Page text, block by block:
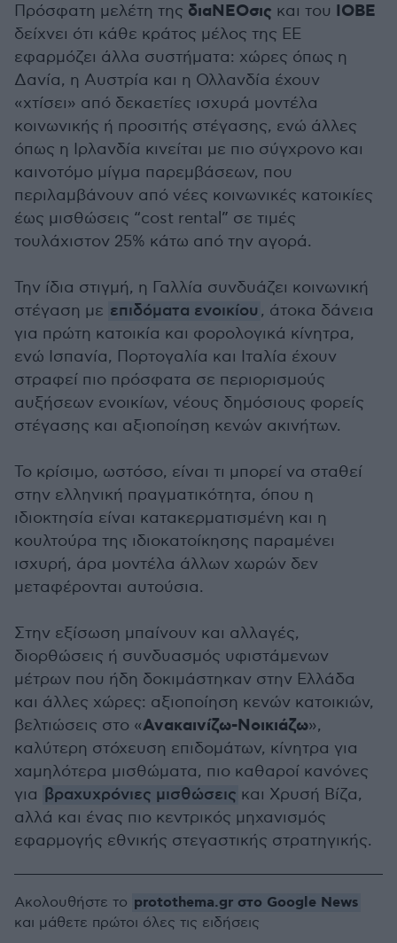
Πρόσφατη μελέτη της διαΝΕΟσις και του ΙΟΒΕ
δείχνει ότι κάθε κράτος μέλος της ΕΕ
εφαρμόζει άλλα συστήματα: χώρες όπως η
Δανία, η Αυστρία και η Ολλανδία έχουν
«χτίσει» από δεκαετίες ισχυρά μοντέλα
κοινωνικής ή προσιτής στέγασης, ενώ άλλες
όπως η Ιρλανδία κινείται με πιο σύγχρονο και
καινοτόμο μίγμα παρεμβάσεων, που
περιλαμβάνουν από νέες κοινωνικές κατοικίες
έως μισθώσεις “cost rental” σε τιμές
τουλάχιστον 25% κάτω από την αγορά.
Την ίδια στιγμή, η Γαλλία συνδυάζει κοινωνική
στέγαση με επιδόματα ενοικίου , άτοκα δάνεια
για πρώτη κατοικία και φορολογικά κίνητρα,
ενώ Ισπανία, Πορτογαλία και Ιταλία έχουν
στραφεί πιο πρόσφατα σε περιορισμούς
αυξήσεων ενοικίων, νέους δημόσιους φορείς
στέγασης και αξιοποίηση κενών ακινήτων.
Το κρίσιμο, ωστόσο, είναι τι μπορεί να σταθεί
στην ελληνική πραγματικότητα, όπου η
ιδιοκτησία είναι κατακερματισμένη και η
κουλτούρα της ιδιοκατοίκησης παραμένει
ισχυρή, άρα μοντέλα άλλων χωρών δεν
μεταφέρονται αυτούσια.
Στην εξίσωση μπαίνουν και αλλαγές,
διορθώσεις ή συνδυασμός υφιστάμενων
μέτρων που ήδη δοκιμάστηκαν στην Ελλάδα
και άλλες χώρες: αξιοποίηση κενών κατοικιών,
βελτιώσεις στο «Ανακαινίζω-Νοικιάζω»,
καλύτερη στόχευση επιδομάτων, κίνητρα για
χαμηλότερα μισθώματα, πιο καθαροί κανόνες
για βραχυχρόνιες μισθώσεις και Χρυσή Βίζα,
αλλά και ένας πιο κεντρικός μηχανισμός
εφαρμογής εθνικής στεγαστικής στρατηγικής.
Ακολουθήστε το protothema.gr στο Google News
και μάθετε πρώτοι όλες τις ειδήσεις